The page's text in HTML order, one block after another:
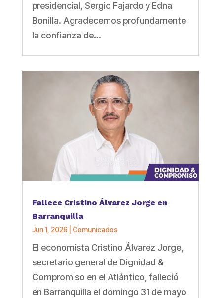
presidencial, Sergio Fajardo y Edna
Bonilla. Agradecemos profundamente
la confianza de...
Fallece Cristino Álvarez Jorge en
Barranquilla
Jun 1, 2026 Comunicados
El economista Cristino Álvarez Jorge,
secretario general de Dignidad &
Compromiso en el Atlántico, falleció
en Barranquilla el domingo 31 de mayo